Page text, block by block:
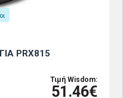
PRX815
Τιμή Wisdom:
51.46€